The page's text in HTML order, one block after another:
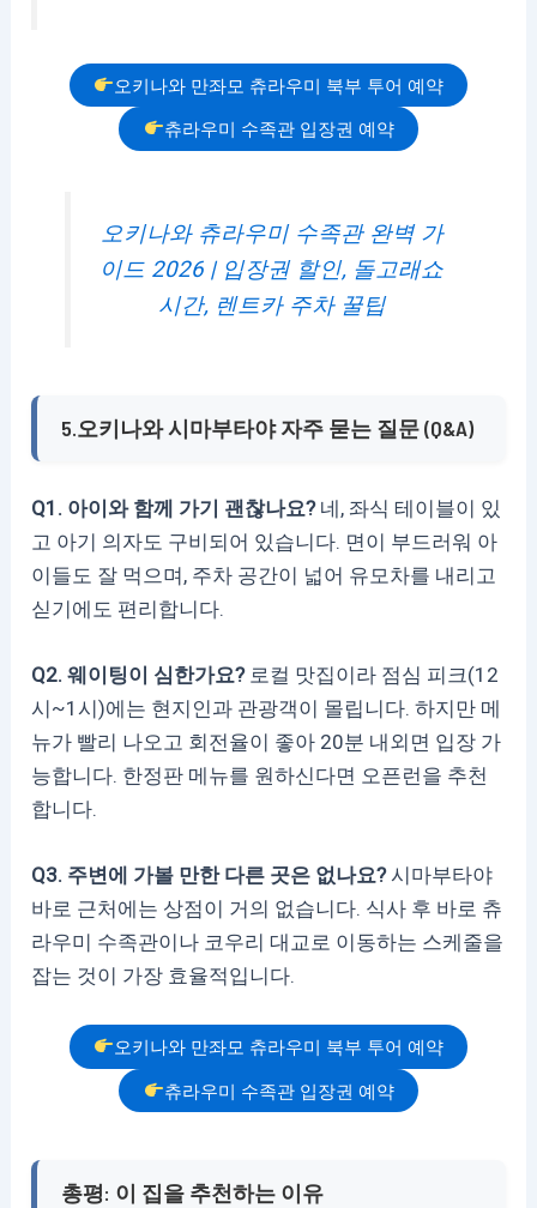
오키나와 만좌모 츄라우미 북부 투어 예약
츄라우미 수족관 입장권 예약
오키나와 츄라우미 수족관 완벽 가
이드 2026 | 입장권 할인, 돌고래쇼
시간, 렌트카 주차 꿀팁
5.오키나와 시마부타야 자주 묻는 질문 (Q&A)
Q1. 아이와 함께 가기 괜찮나요?네, 좌식 테이블이 있
고 아기 의자도 구비되어 있습니다. 면이 부드러워 아
이들도 잘 먹으며, 주차 공간이 넓어 유모차를 내리고
싣기에도 편리합니다.
Q2. 웨이팅이 심한가요?로컬 맛집이라 점심 피크(12
시~1시)에는 현지인과 관광객이 몰립니다. 하지만 메
뉴가 빨리 나오고 회전율이 좋아 20분 내외면 입장 가
능합니다. 한정판 메뉴를 원하신다면 오픈런을 추천
합니다.
Q3. 주변에 가볼 만한 다른 곳은 없나요?시마부타야
바로 근처에는 상점이 거의 없습니다. 식사 후 바로 츄
라우미 수족관이나 코우리 대교로 이동하는 스케줄을
잡는 것이 가장 효율적입니다.
오키나와 만좌모 츄라우미 북부 투어 예약
츄라우미 수족관 입장권 예약
총평: 이 집을 추천하는 이유